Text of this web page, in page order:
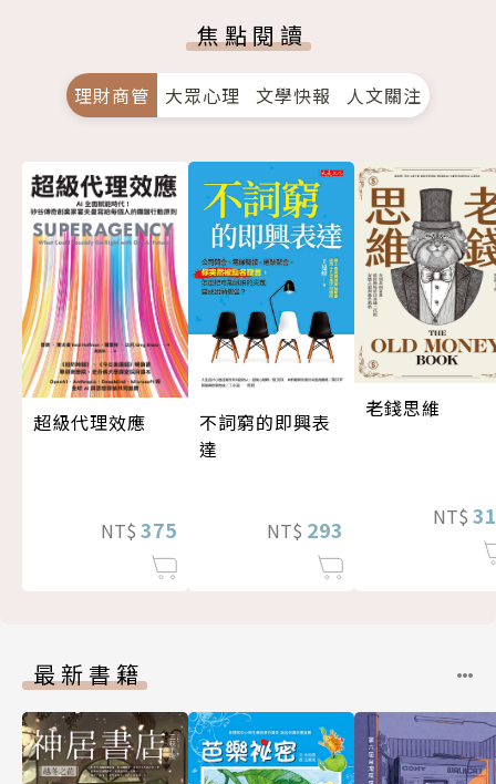
焦點閱讀
理財商管 大眾心理 文學快報 人文關注
超級代理效應
NT$ 375
不詞窮的即興表
達
NT$ 293
老錢思維
NT$
最新書籍